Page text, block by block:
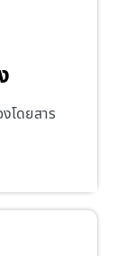
โดยสาร